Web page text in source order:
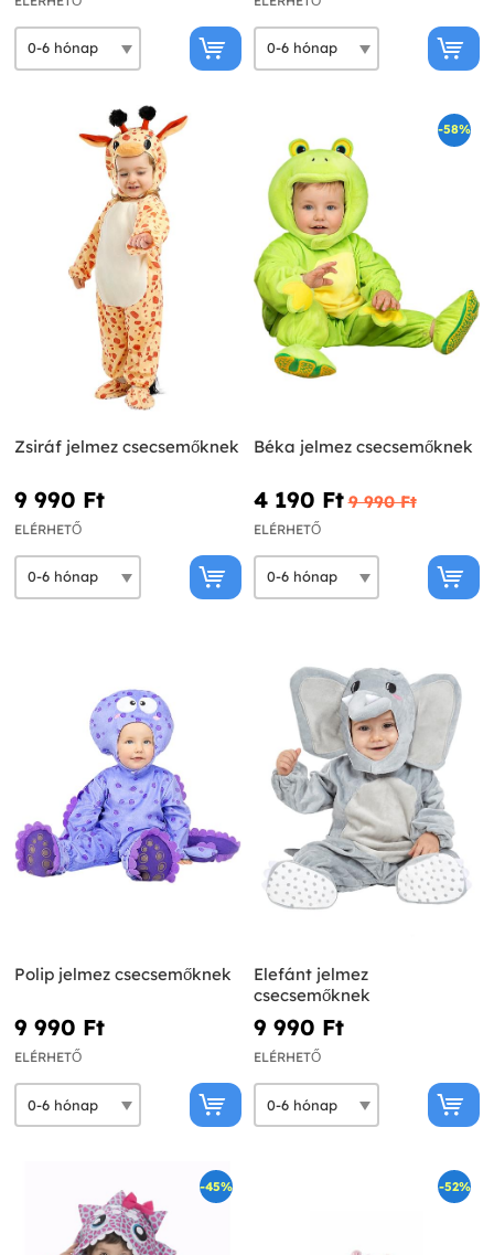
Zsiráf jelmez csecsemőknek
9 990 Ft‎
ELÉRHETŐ
-58%
Béka jelmez csecsemőknek
4 190 Ft‎ 9 990 Ft‎
ELÉRHETŐ
Polip jelmez csecsemőknek
9 990 Ft‎
ELÉRHETŐ
Elefánt jelmez
csecsemőknek
9 990 Ft‎
ELÉRHETŐ
-45% -52%